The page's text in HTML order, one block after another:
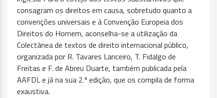
consagram os direitos em causa, sobretudo quanto a
convenções universais e à Convenção Europeia dos
Direitos do Homem, aconselha-se a utilização da
Colectânea de textos de direito internacional público,
organizada por R. Tavares Lanceiro, T. Fidalgo de
Freitas e F. de Abreu Duarte, também publicada pela
AAFDL e já na sua 2.ª edição, que os compila de forma
exaustiva.